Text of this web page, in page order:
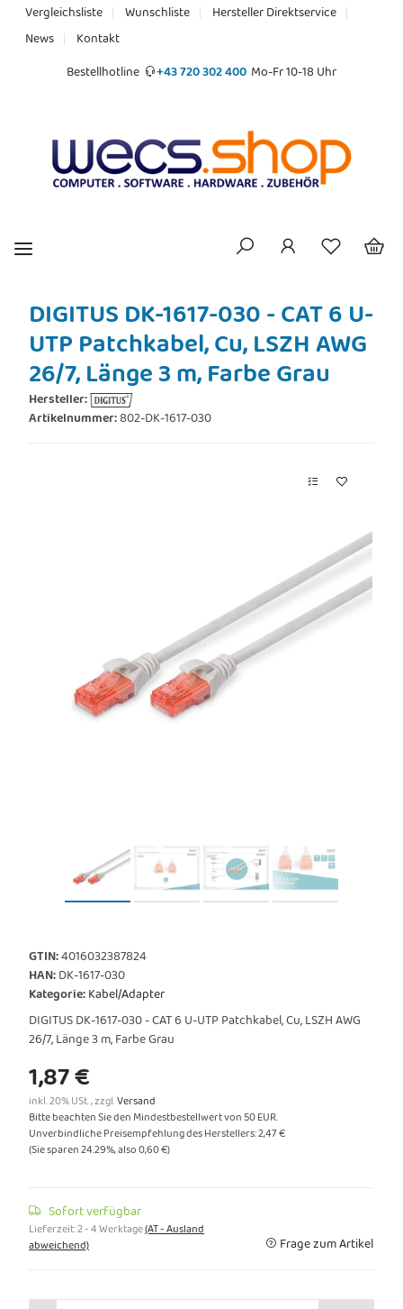
Vergleichsliste Wunschliste
Hersteller Direktservice
News
Kontakt
Bestellhotline
+43 720 302 400 Mo-Fr 10-18 Uhr
DIGITUS DK-1617-030 - CAT 6 U-
UTP Patchkabel, Cu, LSZH AWG
26/7, Länge 3 m, Farbe Grau
Hersteller:
Artikelnummer:802-DK-1617-030
GTIN:4016032387824
HAN:DK-1617-030
Kategorie:Kabel/Adapter
DIGITUS DK-1617-030 - CAT 6 U-UTP Patchkabel, Cu, LSZH AWG
26/7, Länge 3 m, Farbe Grau
1,87 €
inkl. 20% USt. , zzgl.Versand
Bitte beachten Sie den Mindestbestellwert von 50 EUR.
Unverbindliche Preisempfehlung des Herstellers:2,47 €
(Sie sparen24.29%, also0,60 €)
Sofort verfügbar
Lieferzeit:2 - 4 Werktage(AT - Ausland
abweichend)
Frage zum Artikel